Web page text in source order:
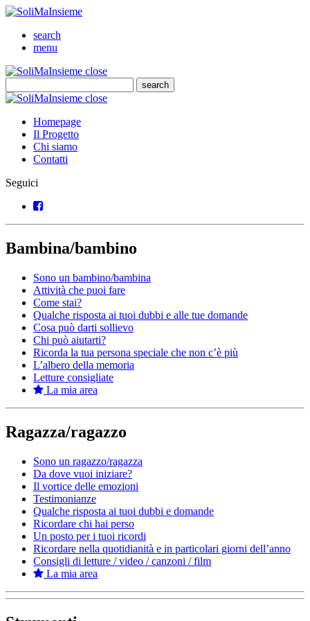
SoliMaInsieme
search
menu
SoliMaInsieme
closeClose
search
Cerca
SoliMaInsieme
closeClose
Homepage
Il Progetto
Chi siamo
Contatti
Seguici
Facebook
Bambina/bambino
Sono un bambino/bambina
Attività che puoi fare
Come stai?
Qualche risposta ai tuoi dubbi e alle tue domande
Cosa può darti sollievo
Chi può aiutarti?
Ricorda la tua persona speciale che non c’è più
L’albero della memoria
Letture consigliate
La mia area
Ragazza/ragazzo
Sono un ragazzo/ragazza
Da dove vuoi iniziare?
Il vortice delle emozioni
Testimonianze
Qualche risposta ai tuoi dubbi e domande
Ricordare chi hai perso
Un posto per i tuoi ricordi
Ricordare nella quotidianità e in particolari giorni dell’anno
Consigli di letture / video / canzoni / film
La mia area